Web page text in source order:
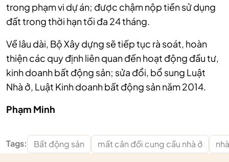
trong phạm vi dự án; được chậm nộp tiền sử dụng
đất trong thời hạn tối đa 24 tháng.
Về lâu dài, Bộ Xây dựng sẽ tiếp tục rà soát, hoàn
thiện các quy định liên quan đến hoạt động đầu tư,
kinh doanh bất động sản; sửa đổi, bổ sung Luật
Nhà ở, Luật Kinh doanh bất động sản năm 2014.
Phạm Minh
Tags: Bất động sản mất cân đối cung cầu nhà ở